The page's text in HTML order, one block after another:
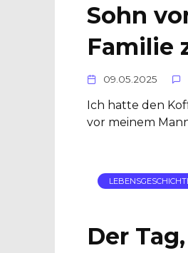
Sohn
Familie
09.05.2025
Ich hatte den
vor meinem
Der